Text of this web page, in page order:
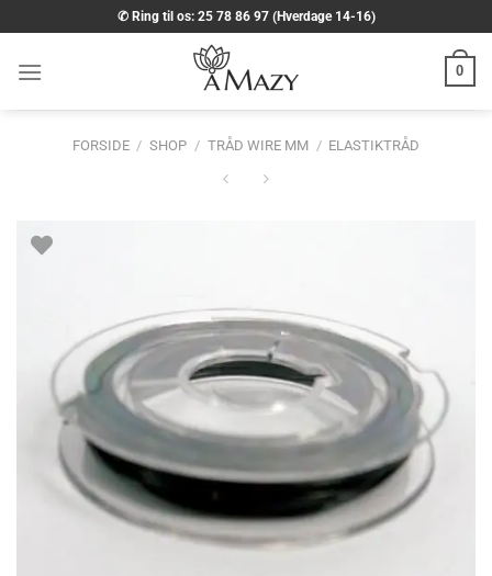
til
indhold
✆ Ring til os: 25 78 86 97 (Hverdage 14-16)
0
FORSIDE / SHOP / TRÅD WIRE MM / ELASTIKTRÅD